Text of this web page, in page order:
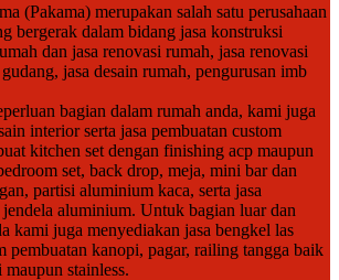
(Pakama) merupakan salah satu perusahaan
bergerak dalam bidang jasa konstruksi
dan jasa renovasi rumah, jasa renovasi
jasa desain rumah, pengurusan imb
bagian dalam rumah anda, kami juga
interior serta jasa pembuatan custom
kitchen set dengan finishing acp maupun
set, back drop, meja, mini bar dan
partisi aluminium kaca, serta jasa
aluminium. Untuk bagian luar dan
kami juga menyediakan jasa bengkel las
pembuatan kanopi, pagar, railing tangga baik
stainless.